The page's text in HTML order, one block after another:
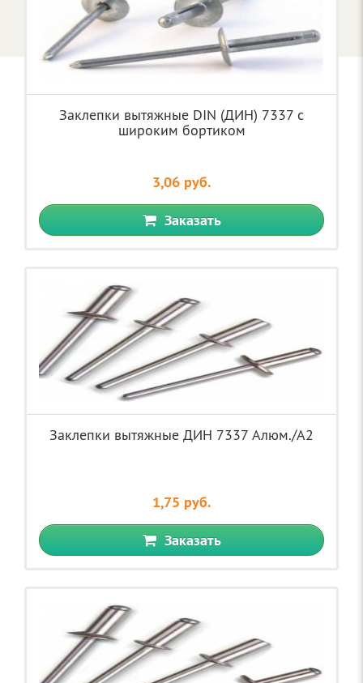
Заклепки вытяжные DIN (ДИН) 7337 с
широким бортиком
3,06 руб.
Заказать
Заклепки вытяжные ДИН 7337 Aлюм./A2
1,75 руб.
Заказать